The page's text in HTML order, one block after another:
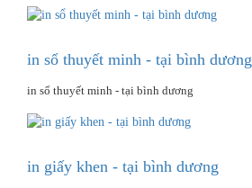
in sổ thuyết minh - tại bình dương
in sổ thuyết minh - tại bình dương
in giấy khen - tại bình dương